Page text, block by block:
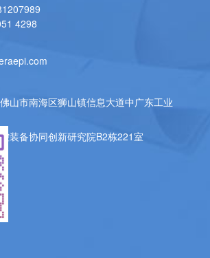
4298
山市南海区狮山镇信息大道中广东工业
装备协同创新研究院B2栋221室